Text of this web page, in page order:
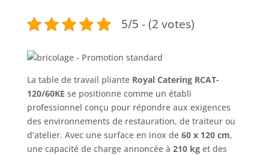
5/5 - (2 votes)
La table de travail pliante Royal Catering RCAT-
120/60KE se positionne comme un établi
professionnel conçu pour répondre aux exigences
des environnements de restauration, de traiteur ou
d’atelier. Avec une surface en inox de 60 x 120 cm,
une capacité de charge annoncée à 210 kget des